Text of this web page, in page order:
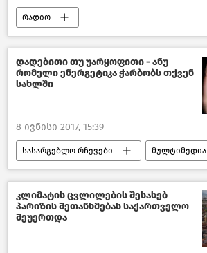
რადიო
დადებითი თუ უარყოფითი - ანუ
რომელი ენერგეტიკა ჭარბობს თქვენ
სახლში
8 ივნისი 2017, 15:39
სასარგებლო რჩევები მულტიმედია
წასაკითხი ამბები ინტერაქტივი
კლიმატის ცვლილების შესახებ
პარიზის შეთანხმებას საქართველო
შეუერთდა